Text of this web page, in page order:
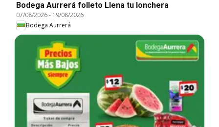
Bodega Aurrerá folleto Llena tu lonchera
07/08/2026- 19/08/2026
Bodega Aurrerá